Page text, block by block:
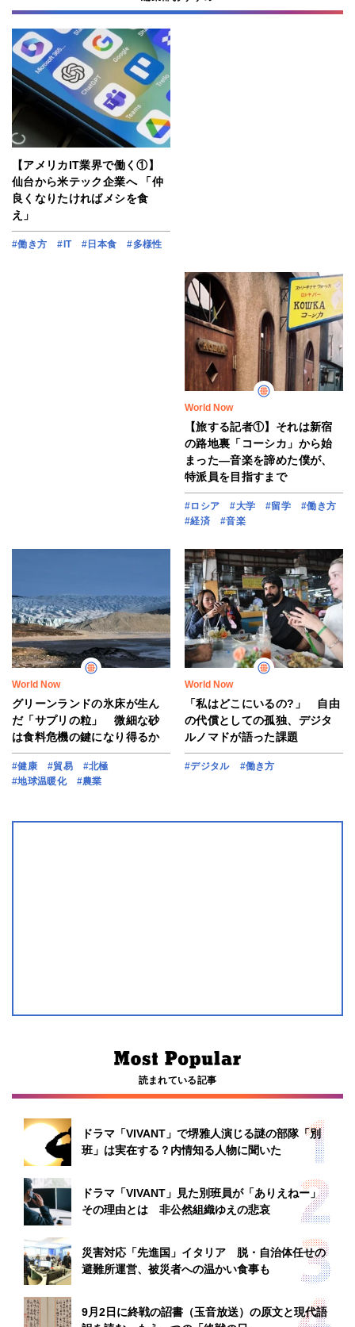
【アメリカIT業界で働く①】
仙台から米テック企業へ 「仲
良くなりたければメシを食
え」
#働き方 #IT #日本食 #多様性
World Now
【旅する記者①】それは新宿
の路地裏「コーシカ」から始
まった―音楽を諦めた僕が、
特派員を目指すまで
#ロシア #大学 #留学
#働き方
#経済
#音楽
World Now
グリーンランドの氷床が生ん
だ「サプリの粒」 微細な砂
は食料危機の鍵になり得るか
#健康 #貿易
#北極
#地球温暖化
#農業
World Now
「私はどこにいるの?」 自由
の代償としての孤独、デジタ
ルノマドが語った課題
#デジタル #働き方
読まれている記事
ドラマ「VIVANT」で堺雅人演じる謎の部隊「別
班」は実在する？内情知る人物に聞いた
ドラマ「VIVANT」見た別班員が「ありえねー」
その理由とは 非公然組織ゆえの悲哀
災害対応「先進国」イタリア 脱・自治体任せの
避難所運営、被災者への温かい食事も
9月2日に終戦の詔書（玉音放送）の原文と現代語